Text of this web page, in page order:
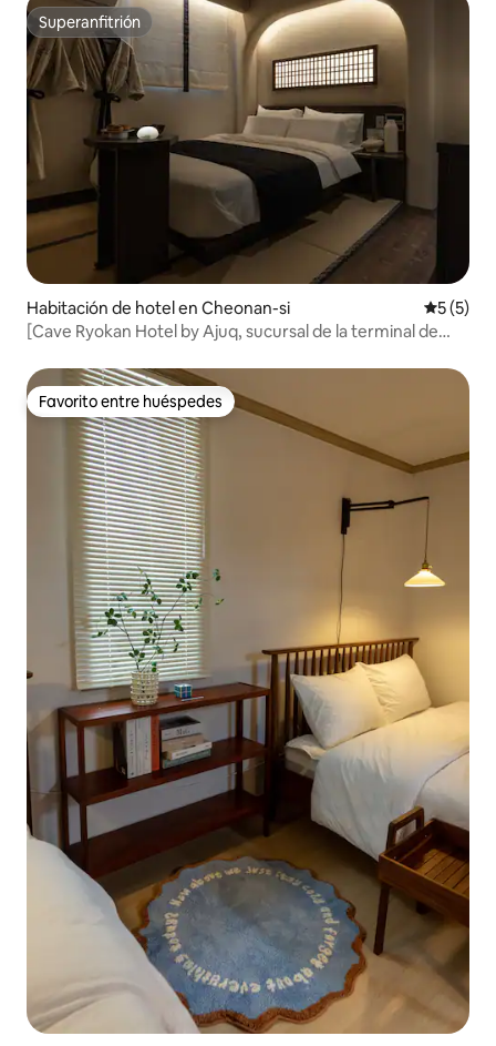
Superanfitrión
Superanfitrión
Habitación de hotel en Cheonan-si
5 (5)
[Cave Ryokan Hotel by Ajuq, sucursal de la terminal de
| Singing Bowl
Favorito entre huéspedes
Favorito entre huéspedes